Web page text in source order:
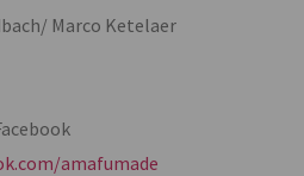
Marco Ketelaer
amafumade